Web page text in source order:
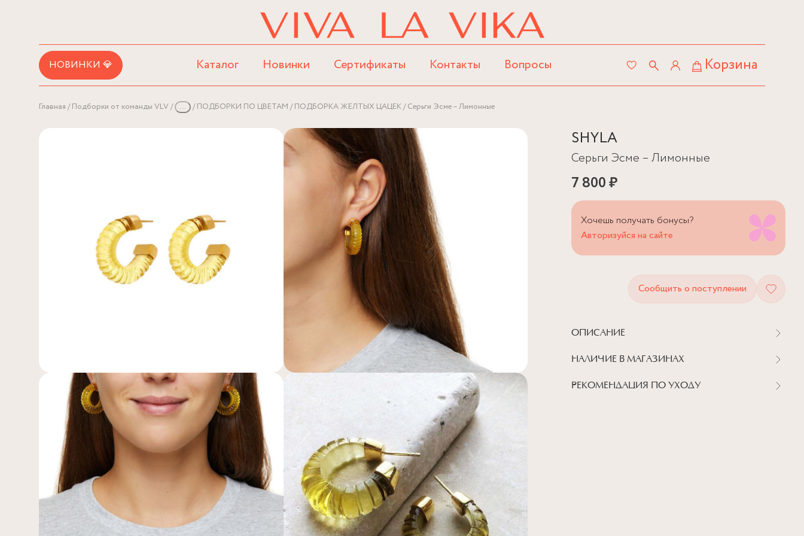
НОВИНКИ 💎 Каталог Новинки Сертификаты Контакты Вопросы Корзина
Главная Подборки от команды VLV ... ПОДБОРКИ ПО ЦВЕТАМ ПОДБОРКА ЖЕЛТЫХ ЦАЦЕК Серьги Эсме – Лимонные
SHYLA
Серьги Эсме – Лимонные
7 800 ₽
Хочешь получать бонусы?
Авторизуйся на сайте
Сообщить о поступлении
ОПИСАНИЕ
НАЛИЧИЕ В МАГАЗИНАХ
РЕКОМЕНДАЦИЯ ПО УХОДУ